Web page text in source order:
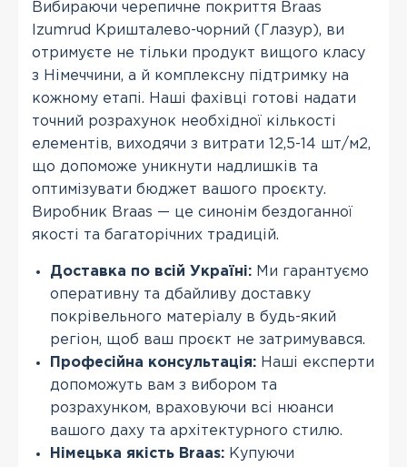
Вибираючи черепичне покриття Braas
Izumrud Кришталево-чорний (Глазур), ви
отримуєте не тільки продукт вищого класу
з Німеччини, а й комплексну підтримку на
кожному етапі. Наші фахівці готові надати
точний розрахунок необхідної кількості
елементів, виходячи з витрати 12,5-14 шт/м2,
що допоможе уникнути надлишків та
оптимізувати бюджет вашого проєкту.
Виробник Braas — це синонім бездоганної
якості та багаторічних традицій.
Доставка по всій Україні: Ми гарантуємо
оперативну та дбайливу доставку
покрівельного матеріалу в будь-який
регіон, щоб ваш проєкт не затримувався.
Професійна консультація: Наші експерти
допоможуть вам з вибором та
розрахунком, враховуючи всі нюанси
вашого даху та архітектурного стилю.
Німецька якість Braas: Купуючи